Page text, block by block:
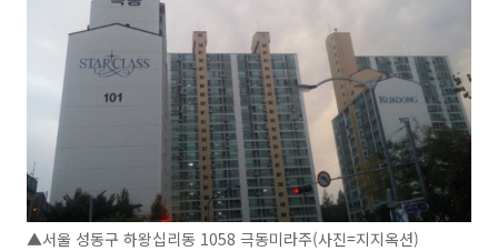
▲서울 성동구 하왕십리동 1058 극동미라주(사진=지지옥션)